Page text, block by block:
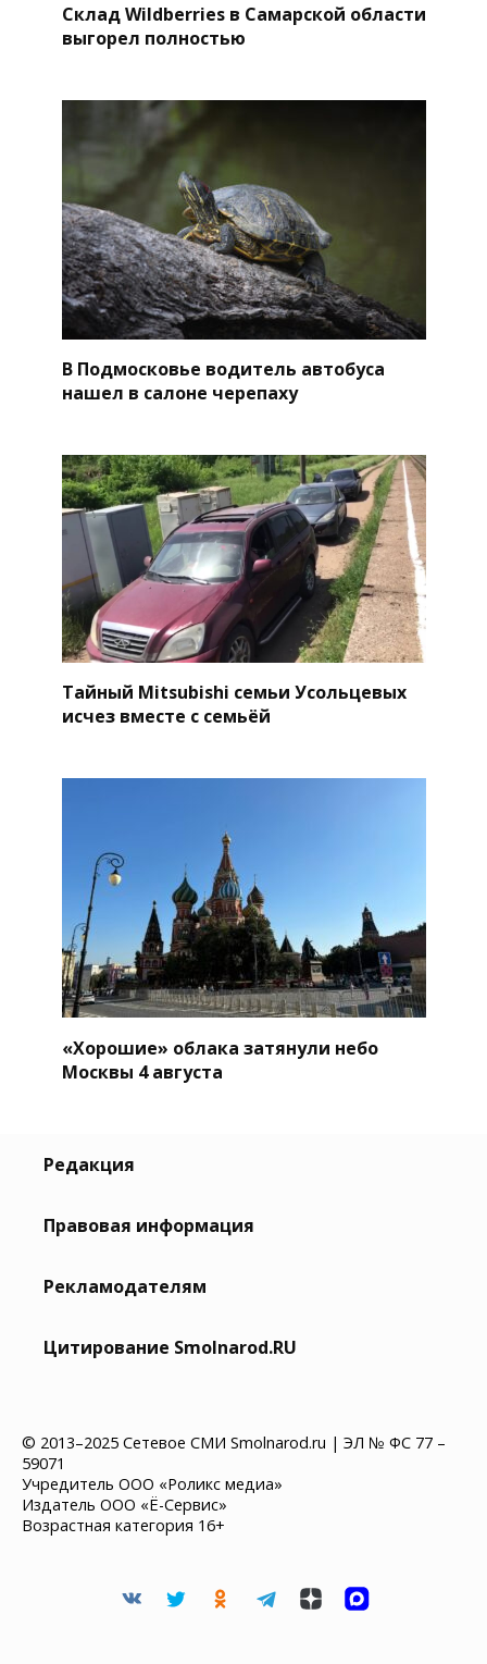
Склад Wildberries в Самарской области
выгорел полностью
В Подмосковье водитель автобуса
нашел в салоне черепаху
Тайный Mitsubishi семьи Усольцевых
исчез вместе с семьёй
«Хорошие» облака затянули небо
Москвы 4 августа
Редакция
Правовая информация
Рекламодателям
Цитирование Smolnarod.RU
© 2013–2025 Сетевое СМИ Smolnarod.ru | ЭЛ № ФС 77 –
59071
Учредитель ООО «Роликс медиа»
Издатель ООО «Ё-Сервис»
Возрастная категория 16+